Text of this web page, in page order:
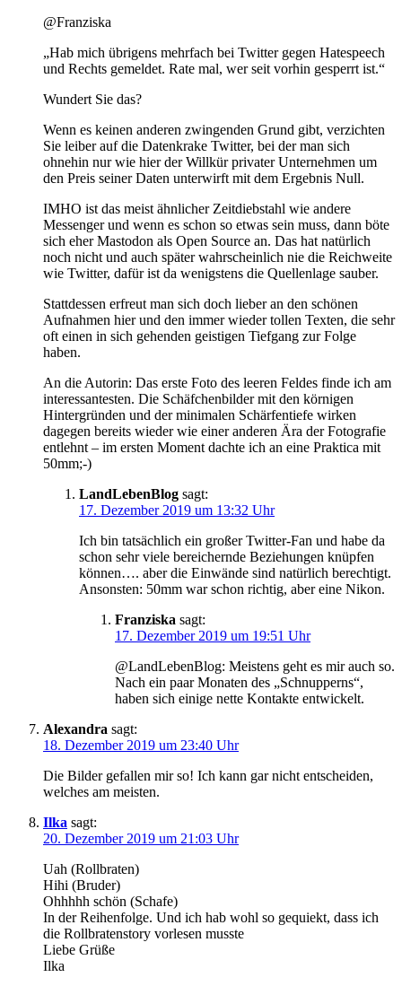
@Franziska
„Hab mich übrigens mehrfach bei Twitter gegen Hatespeech
und Rechts gemeldet. Rate mal, wer seit vorhin gesperrt ist.“
Wundert Sie das?
Wenn es keinen anderen zwingenden Grund gibt, verzichten
Sie leiber auf die Datenkrake Twitter, bei der man sich
ohnehin nur wie hier der Willkür privater Unternehmen um
den Preis seiner Daten unterwirft mit dem Ergebnis Null.
IMHO ist das meist ähnlicher Zeitdiebstahl wie andere
Messenger und wenn es schon so etwas sein muss, dann böte
sich eher Mastodon als Open Source an. Das hat natürlich
noch nicht und auch später wahrscheinlich nie die Reichweite
wie Twitter, dafür ist da wenigstens die Quellenlage sauber.
Stattdessen erfreut man sich doch lieber an den schönen
Aufnahmen hier und den immer wieder tollen Texten, die sehr
oft einen in sich gehenden geistigen Tiefgang zur Folge
haben.
An die Autorin: Das erste Foto des leeren Feldes finde ich am
interessantesten. Die Schäfchenbilder mit den körnigen
Hintergründen und der minimalen Schärfentiefe wirken
dagegen bereits wieder wie einer anderen Ära der Fotografie
entlehnt – im ersten Moment dachte ich an eine Praktica mit
50mm;-)
LandLebenBlog sagt:
17. Dezember 2019 um 13:32 Uhr
Ich bin tatsächlich ein großer Twitter-Fan und habe da
schon sehr viele bereichernde Beziehungen knüpfen
können…. aber die Einwände sind natürlich berechtigt.
Ansonsten: 50mm war schon richtig, aber eine Nikon.
Franziska sagt:
17. Dezember 2019 um 19:51 Uhr
@LandLebenBlog: Meistens geht es mir auch so.
Nach ein paar Monaten des „Schnupperns“,
haben sich einige nette Kontakte entwickelt.
Alexandra sagt:
18. Dezember 2019 um 23:40 Uhr
Die Bilder gefallen mir so! Ich kann gar nicht entscheiden,
welches am meisten.
Ilka sagt:
20. Dezember 2019 um 21:03 Uhr
Uah (Rollbraten)
Hihi (Bruder)
Ohhhhh schön (Schafe)
In der Reihenfolge. Und ich hab wohl so gequiekt, dass ich
die Rollbratenstory vorlesen musste
Liebe Grüße
Ilka